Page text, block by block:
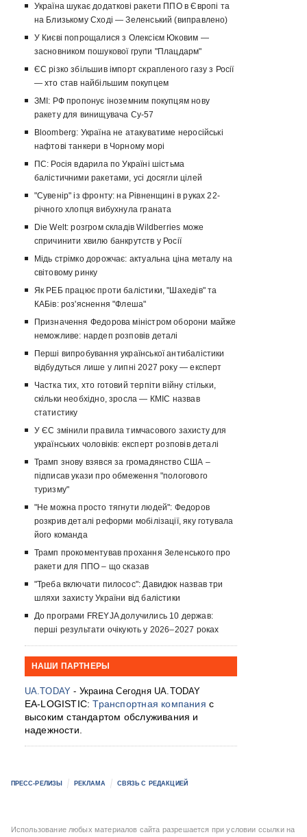
Україна шукає додаткові ракети ППО в Європі та
на Близькому Сході — Зеленський (виправлено)
У Києві попрощалися з Олексієм Юковим —
засновником пошукової групи "Плацдарм"
ЄС різко збільшив імпорт скрапленого газу з Росії
— хто став найбільшим покупцем
ЗМІ: РФ пропонує іноземним покупцям нову
ракету для винищувача Су-57
Bloomberg: Україна не атакуватиме неросійські
нафтові танкери в Чорному морі
ПС: Росія вдарила по Україні шістьма
балістичними ракетами, усі досягли цілей
"Сувенір" із фронту: на Рівненщині в руках 22-
річного хлопця вибухнула граната
Die Welt: розгром складів Wildberries може
спричинити хвилю банкрутств у Росії
Мідь стрімко дорожчає: актуальна ціна металу на
світовому ринку
Як РЕБ працює проти балістики, "Шахедів" та
КАБів: роз'яснення "Флеша"
Призначення Федорова міністром оборони майже
неможливе: нардеп розповів деталі
Перші випробування української антибалістики
відбудуться лише у липні 2027 року — експерт
Частка тих, хто готовий терпіти війну стільки,
скільки необхідно, зросла — КМІС назвав
статистику
У ЄС змінили правила тимчасового захисту для
українських чоловіків: експерт розповів деталі
Трамп знову взявся за громадянство США –
підписав укази про обмеження "пологового
туризму"
"Не можна просто тягнути людей": Федоров
розкрив деталі реформи мобілізації, яку готувала
його команда
Трамп прокоментував прохання Зеленського про
ракети для ППО – що сказав
"Треба включати пилосос": Давидюк назвав три
шляхи захисту України від балістики
До програми FREYJA долучились 10 держав:
перші результати очікують у 2026–2027 роках
НАШИ ПАРТНЕРЫ
UA.TODAY - Украина Сегодня UA.TODAY
EA-LOGISTIC:Транспортная компания с
высоким стандартом обслуживания и
надежности.
ПРЕСС-РЕЛИЗЫ РЕКЛАМА СВЯЗЬ С РЕДАКЦИЕЙ
Использование любых материалов сайта разрешается при условии ссылки на